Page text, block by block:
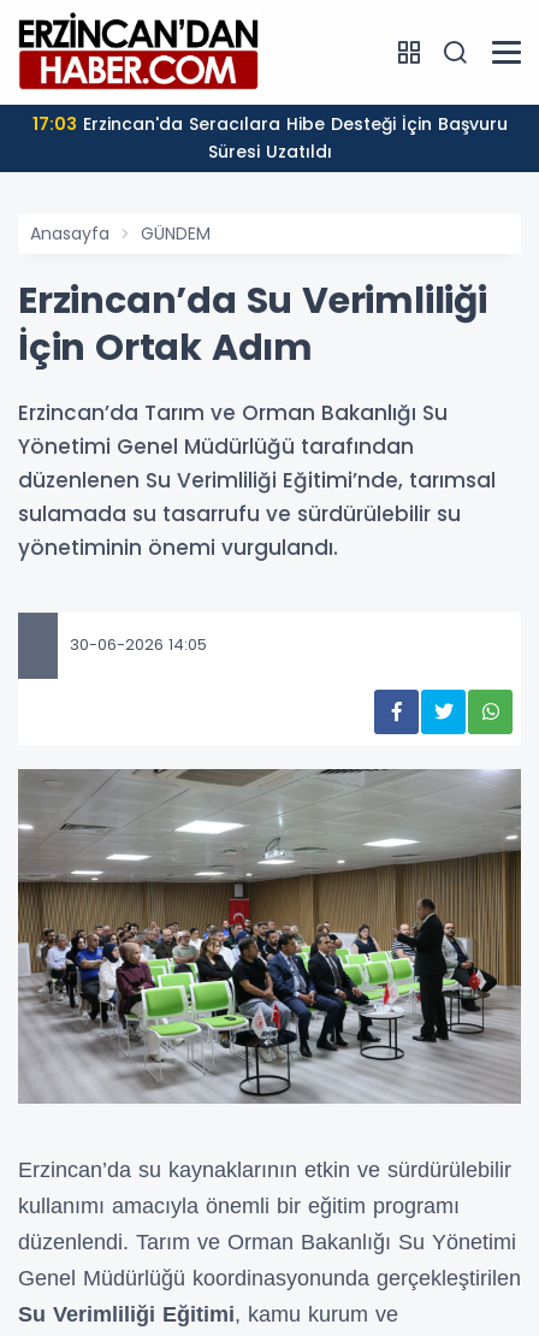
17:03
Süresi Uzatıldı
Anasayfa GÜNDEM
Erzincan’da Su Verimliliği
İçin Ortak Adım
Erzincan’da Tarım ve Orman Bakanlığı Su
Yönetimi Genel Müdürlüğü tarafından
düzenlenen Su Verimliliği Eğitimi’nde, tarımsal
sulamada su tasarrufu ve sürdürülebilir su
yönetiminin önemi vurgulandı.
30-06-2026 14:05
Erzincan’da su kaynaklarının etkin ve sürdürülebilir
kullanımı amacıyla önemli bir eğitim programı
düzenlendi. Tarım ve Orman Bakanlığı Su Yönetimi
Genel Müdürlüğü koordinasyonunda gerçekleştirilen
Su Verimliliği Eğitimi, kamu kurum ve